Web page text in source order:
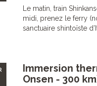
Le matin, train
midi, prenez le ferry
sanctuaire shintoïste
Immersion
Onsen - 300